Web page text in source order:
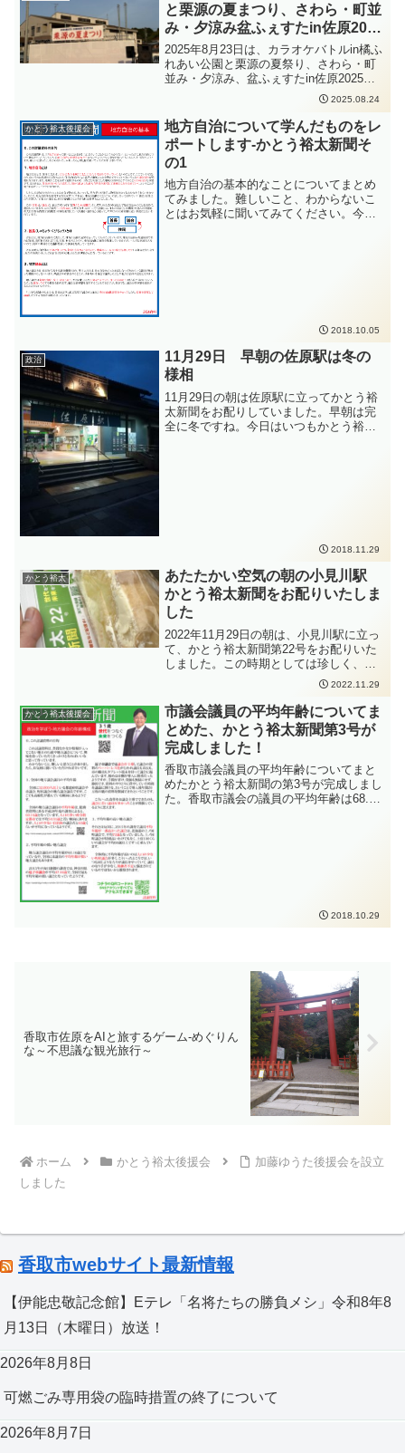
と栗源の夏まつり、さわら・町並
み・夕涼み盆ふぇすたin佐原2025
に伺いました
2025年8月23日は、カラオケバトルin橘ふ
れあい公園と栗源の夏祭り、さわら・町
並み・夕涼み、盆ふぇすたin佐原2025に
伺いました。カラオケバトルin橘ふれあ
い公園ではたくさんの方々がカラオケの
採点に挑戦され、普段の練習の成果を発
揮されていました。みなさんカラオケが
お好きで、楽しまれていらっしゃるのを
感じました。素敵な歌声をありがとうご
ざいました。夕方は栗源の夏まつりに伺
いました。毎年伺っていますが、いつも
近くの駐車場は満車になってしまいます
ね。今年は栗源郵便局の駐車場にようや
たくさん出ており、楽しませていただき
み、盆ふぇすたin佐原2025に伺いまし
た。夢灯ろう流しも行われており、灯ろ
うが小野川を流れて幻想的な空間を味わ
うことができました。8月も下旬に入り、
各地でイベントが開催されており、たく
さんの方々にお声がけをいただき、貴重
2025.08.24
かとう裕太後援会
地方自治について学んだものをレ
ポートします-かとう裕太新聞そ
の1
地方自治の基本的なことについてまとめ
てみました。難しいこと、わからないこ
とはお気軽に聞いてみてください。今回
2018.10.05
政治
11月29日 早朝の佐原駅は冬の
様相
11月29日の朝は佐原駅に立ってかとう裕
太新聞をお配りしていました。早朝は完
全に冬ですね。今日はいつもかとう裕太
2018.11.29
かとう裕太
あたたかい空気の朝の小見川駅
かとう裕太新聞をお配りいたしま
した
2022年11月29日の朝は、小見川駅に立っ
て、かとう裕太新聞第22号をお配りいた
しました。この時期としては珍しく、そ
れほど寒さを感じないあたたかい朝でし
た。いつものように立っていると、高校
生の方々から、「頑張ってください」
と、あたたかい応援をいただきました。
ありがとうございます。応援が力になり
ます。また、応援してくださっている方
から、「頑張ってね」という応援ととも
に、美味しいサンドイッチの差し入れを
いただきました。いつもありがとうござ
います。寒暖差が激しくなることもある
2022.11.29
かとう裕太後援会
市議会議員の平均年齢についてま
とめた、かとう裕太新聞第3号が
完成しました！
香取市議会議員の平均年齢についてまと
めたかとう裕太新聞の第3号が完成しまし
た。香取市議会の議員の平均年齢は68.18
2018.10.29
香取市佐原をAIと旅するゲーム-めぐりん
な～不思議な観光旅行～
ホーム かとう裕太後援会
加藤ゆうた後援会を設立
しました
香取市webサイト最新情報
【伊能忠敬記念館】Eテレ「名将たちの勝負メシ」令和8年8
月13日（木曜日）放送！
2026年8月8日
可燃ごみ専用袋の臨時措置の終了について
2026年8月7日